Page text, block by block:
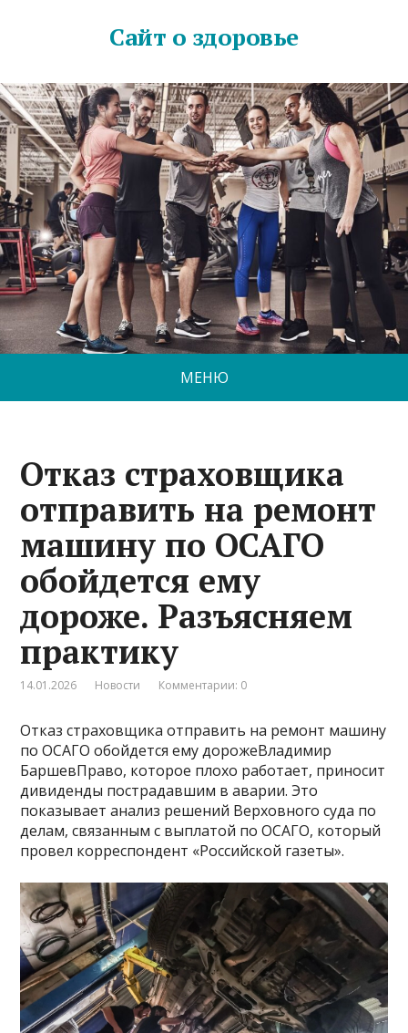
Сайт о здоровье
МЕНЮ
Отказ страховщика
отправить на ремонт
машину по ОСАГО
обойдется ему
дороже. Разъясняем
практику
14.01.2026 Новости Комментарии: 0
Отказ страховщика отправить на ремонт машину
по ОСАГО обойдется ему дорожеВладимир
БаршевПраво, которое плохо работает, приносит
дивиденды пострадавшим в аварии. Это
показывает анализ решений Верховного суда по
делам, связанным с выплатой по ОСАГО, который
провел корреспондент «Российской газеты».